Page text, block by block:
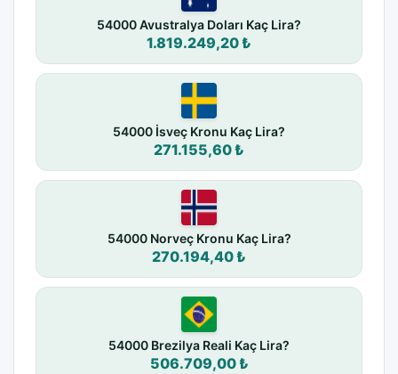
54000 Avustralya Doları Kaç Lira?
1.819.249,20 ₺
54000 İsveç Kronu Kaç Lira?
271.155,60 ₺
54000 Norveç Kronu Kaç Lira?
270.194,40 ₺
54000 Brezilya Reali Kaç Lira?
506.709,00 ₺